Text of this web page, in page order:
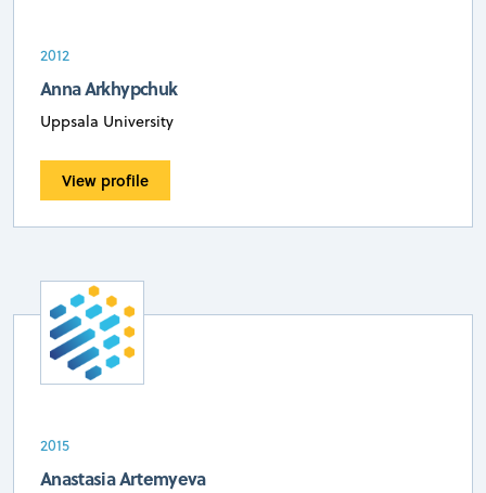
2012
Anna Arkhypchuk
Uppsala University
View profile
2015
Anastasia Artemyeva